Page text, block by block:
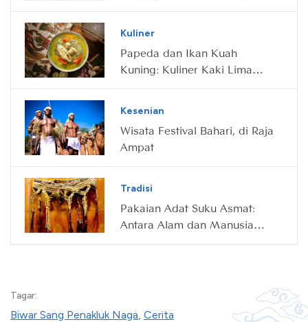
Kuliner
Papeda dan Ikan Kuah
Kuning: Kuliner Kaki Lima
Kesenian
Wisata Festival Bahari, di Raja
Ampat
Tradisi
Pakaian Adat Suku Asmat:
Antara Alam dan Manusia
Tagar:
Biwar Sang Penakluk Naga, Cerita